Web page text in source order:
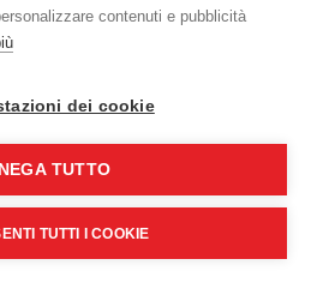
Mestre, 5 - 20063 Cernusco sul Naviglio
contenuti e pubblicità
dei cookie
NEGA TUTTO
TUTTI I COOKIE